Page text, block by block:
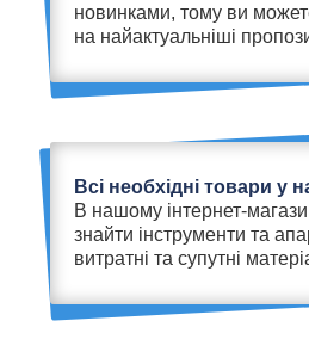
новинками, тому ви
на найактуальніші
Всі необхідні товари у
В нашому інтернет-
знайти інструменти та
витратні та супутні